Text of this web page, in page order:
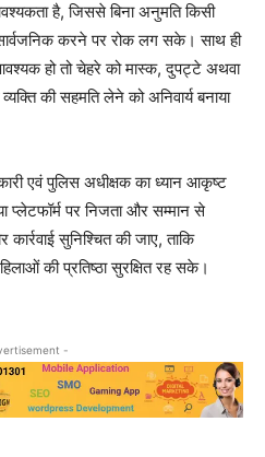
है, जिससे बिना अनुमति किसी
सार्वजनिक करने पर रोक लग सके। साथ ही
हो तो चेहरे को मास्क, दुपट्टे अथवा
की सहमति लेने को अनिवार्य बनाया
एवं पुलिस अधीक्षक का ध्यान आकृष्ट
प्लेटफॉर्म पर निजता और सम्मान से
सुनिश्चित की जाए, ताकि
की प्रतिष्ठा सुरक्षित रह सके।
-